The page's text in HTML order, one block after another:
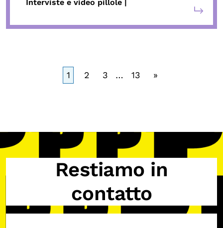
Interviste e video pillole |
1 2 3 … 13 »
Restiamo in
contatto